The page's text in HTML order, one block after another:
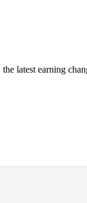
latest earning